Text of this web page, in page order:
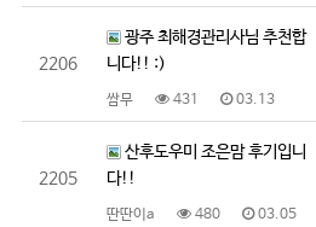
2206
광주 최해경관리사님 추천합
니다!! :)
쌈무 431 03.13
2205
산후도우미 조은맘 후기입니
다!!
딴딴이a 480 03.05